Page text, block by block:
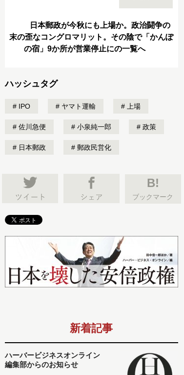
日本郵政が今秋にも上場か。政治闘争の
末の歪なコングロマリット。その陰で「かんぽ
の宿」9か所が営業停止にの一覧へ
ハッシュタグ
IPO ヤマト運輸 上場
佐川急便 小泉純一郎 政策
日本郵政 郵政民営化
B!
ブックマーク
新着記事
ハーバービジネスオンライン
編集部からのお知らせ